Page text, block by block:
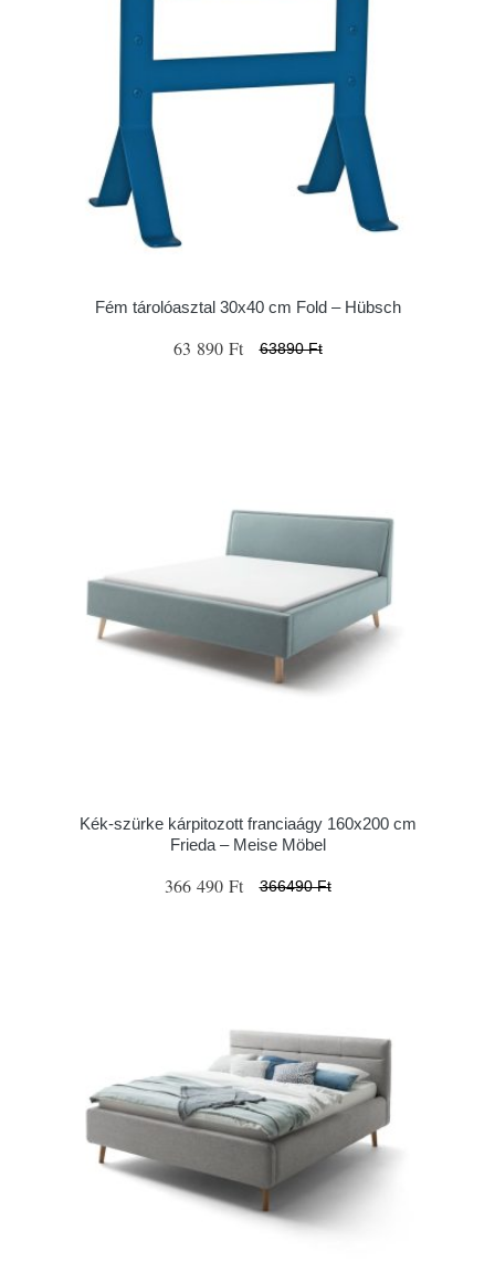
Fém tárolóasztal 30x40 cm Fold – Hübsch
63 890 Ft 63890 Ft
Kék-szürke kárpitozott franciaágy 160x200 cm
Frieda – Meise Möbel
366 490 Ft 366490 Ft